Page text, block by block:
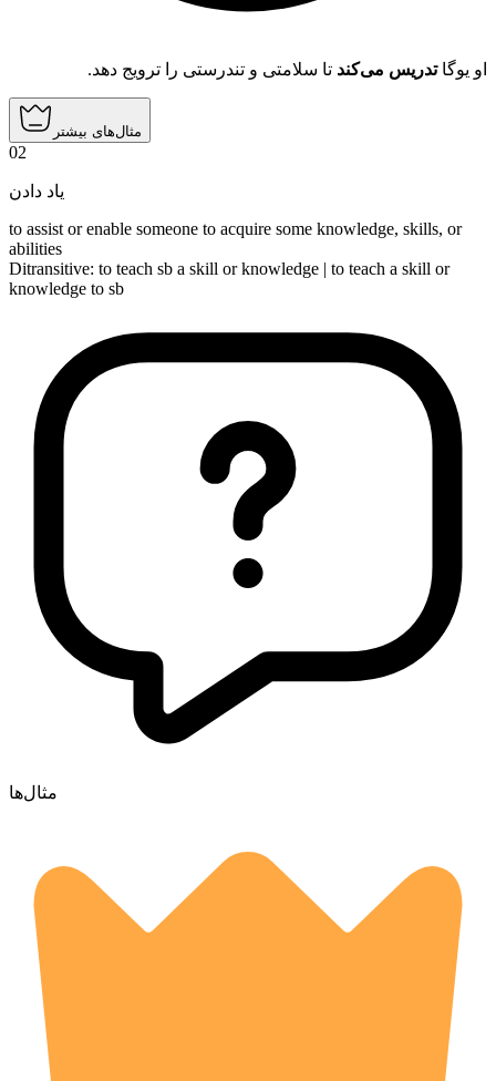
او یوگاتدریس می‌کند تا سلامتی و تندرستی را ترویج دهد.
مثال‌های بیشتر
02
یاد دادن
to assist or enable someone to acquire some knowledge, skills, or
abilities
Ditransitive: to teach sb a skill or knowledge | to teach a skill or
knowledge to sb
مثال‌ها